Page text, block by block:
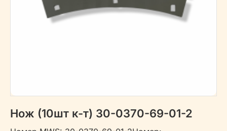
Нож (10шт к-т) 30-0370-69-01-2